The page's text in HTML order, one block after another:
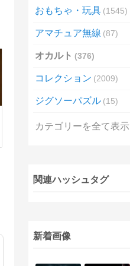
おもちゃ・玩具 1545
アマチュア無線 87
オカルト 376
コレクション 2009
ジグソーパズル 15
カテゴリーを全て表示
関連ハッシュタグ
新着画像